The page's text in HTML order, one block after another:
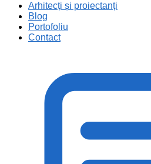
Arhitecți și proiectanți
Blog
Portofoliu
Contact